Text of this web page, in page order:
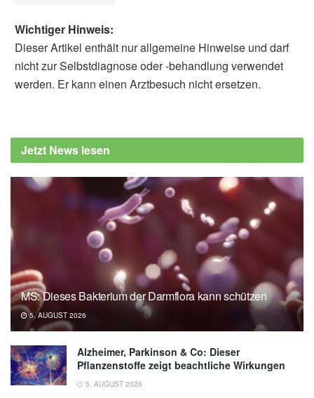
Nermeen Bakr Sadek, Doaa Mostafa Gharib,
Mai Abdelaziz Gouda, et al.: Metformin and
diet-induced liver and skeletal muscle injury
through upregulation of mitophagy genes in
rats; in: Beni-Suef University Journal of Basic
and Applied Sciences (veröffentlicht
06.09.2024),
Beni-Suef University Journal of
Basic and Applied Sciences
Suchira Gallage, Adnan Ali, Jose Efren
Barragan Avila, Nogayhan Seymen, Pierluigi
Ramadori, et al.,: A 5:2 intermittent fasting
regimen ameliorates NASH and fibrosis and
blunts HCC development via hepatic PPARα
and PCK1; in: Cell Metabolism (veröffentlicht
Wichtiger Hinweis:
Dieser Artikel enthält nur allgemeine Hinweise und darf
nicht zur Selbstdiagnose oder -behandlung verwendet
werden. Er kann einen Arztbesuch nicht ersetzen.
Jetzt News lesen
MS: Dieses Bakterium der Darmflora kann schützen
5. AUGUST 2026
Alzheimer, Parkinson & Co: Dieser
Pflanzenstoffe zeigt beachtliche Wirkungen
5. AUGUST 2026